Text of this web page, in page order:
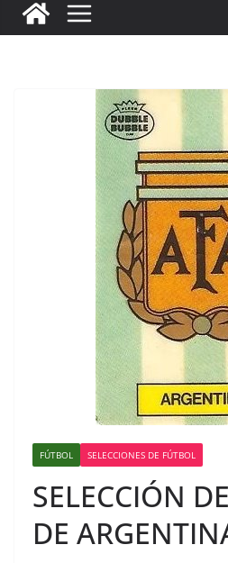
FÚTBOL SELECCIONES DE FÚTBOL
SELECCIÓN
DE